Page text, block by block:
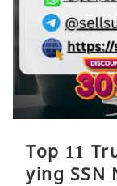
Top 11
ying SSN